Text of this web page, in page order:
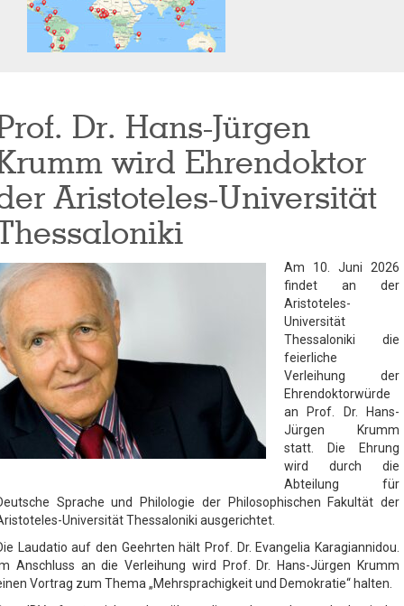
Dr. Hans-Jürgen
wird Ehrendoktor
Aristoteles-Universität
Am 10. Juni 2026
findet an der
Aristoteles-
Universität
Thessaloniki die
feierliche
Verleihung der
Ehrendoktorwürde
an Prof. Dr. Hans-
Jürgen Krumm
statt. Die Ehrung
wird durch die
Abteilung für
Sprache und Philologie der Philosophischen Fakultät der
Universität Thessaloniki ausgerichtet.
Laudatio auf den Geehrten hält Prof. Dr. Evangelia Karagiannidou.
Anschluss an die Verleihung wird Prof. Dr. Hans-Jürgen Krumm
Vortrag zum Thema „Mehrsprachigkeit und Demokratie“ halten.